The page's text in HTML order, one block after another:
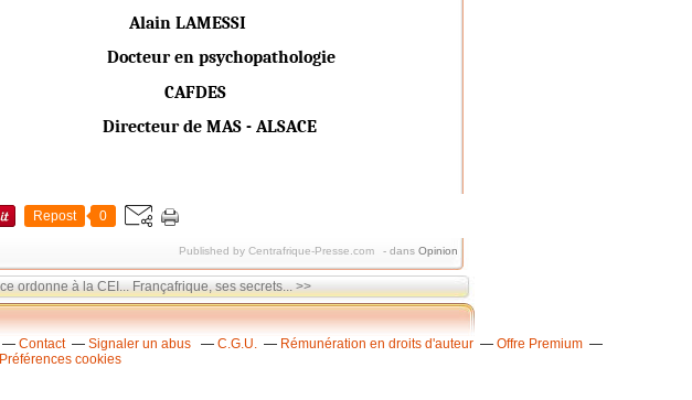
Alain LAMESSI
Docteur en psychopathologie
CAFDES
Directeur de MAS - ALSACE
Repost 0
Published by Centrafrique-Presse.com - dans Opinion
ordonne à la CEI... Françafrique, ses secrets... >>
Contact Signaler un abus C.G.U. Rémunération en droits d'auteur
Offre Premium
Préférences cookies